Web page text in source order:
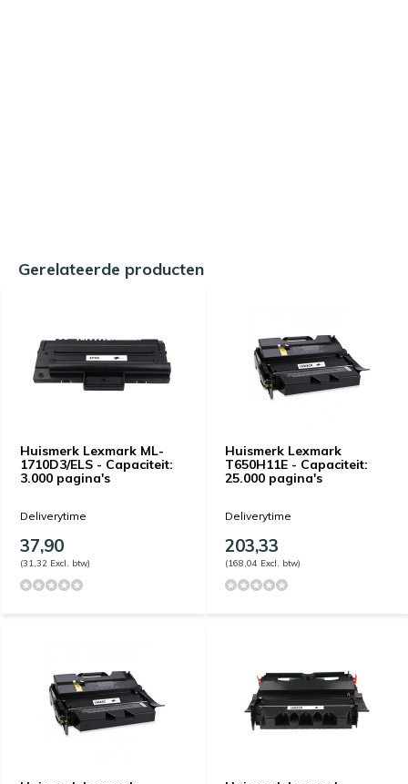
Gerelateerde producten
Huismerk Lexmark ML-
1710D3/ELS - Capaciteit:
3.000 pagina's
Deliverytime
37,90
(31,32 Excl. btw)
Huismerk Lexmark
T650H11E - Capaciteit:
25.000 pagina's
Deliverytime
203,33
(168,04 Excl. btw)